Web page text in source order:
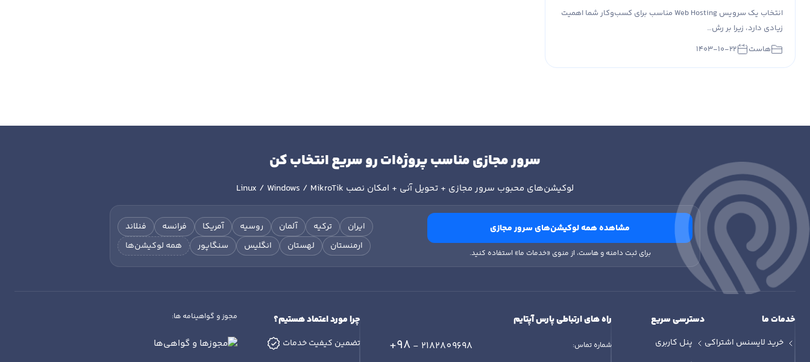
انتخاب یک سرویس Web Hosting مناسب برای کسب‌وکار شما اهمیت
زیادی دارد، زیرا بر رش…
هاست
۱۴۰۳-۱۰-۲۲
سرور مجازی مناسب پروژه‌ات رو سریع انتخاب کن
لوکیشن‌های محبوب سرور مجازی + تحویل آنی + امکان نصب Linux / Windows / MikroTik
مشاهده همه لوکیشن‌های سرور مجازی
برای ثبت دامنه و هاست، از منوی «خدمات ما» استفاده کنید.
ایران ترکیه آلمان روسیه آمریکا فرانسه
فنلاند
ارمنستان
لهستان انگلیس سنگاپور همه لوکیشن‌ها
خدمات ما
خرید لایسنس اشتراکی
دسترسی سریع
پنل کاربری
راه های ارتباطی پارس آپتایم
شماره تماس: +98- 2182809698
چرا مورد اعتماد هستیم؟
تضمین کیفیت خدمات
مجوز و گواهینامه ها: